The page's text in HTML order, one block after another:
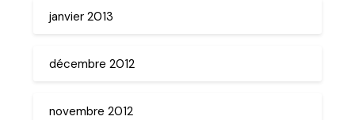
janvier 2013
décembre 2012
novembre 2012